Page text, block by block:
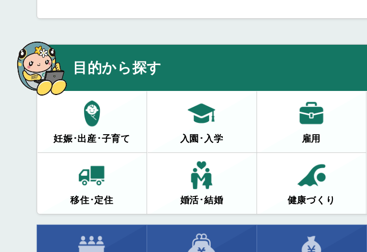
目的から探す
妊娠･出産･子育て 入園･入学 雇用
移住･定住 婚活･結婚 健康づくり